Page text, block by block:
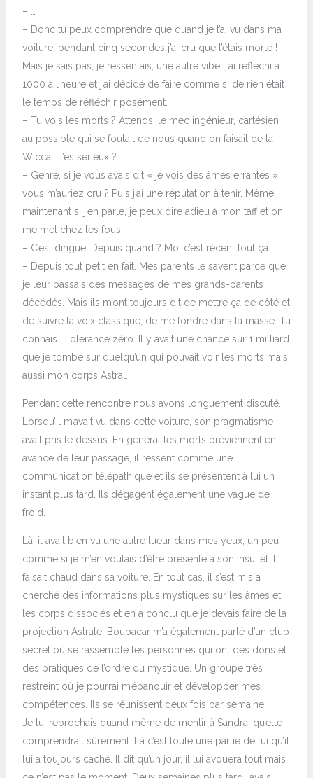
– …
– Donc tu peux comprendre que quand je t’ai vu dans ma
voiture, pendant cinq secondes j’ai cru que t’étais morte !
Mais je sais pas, je ressentais, une autre vibe, j’ai réfléchi à
1000 à l’heure et j’ai décidé de faire comme si de rien était
le temps de réfléchir posément.
– Tu vois les morts ? Attends, le mec ingénieur, cartésien
au possible qui se foutait de nous quand on faisait de la
Wicca. T’es sérieux ?
– Genre, si je vous avais dit « je vois des âmes errantes »,
vous m’auriez cru ? Puis j’ai une réputation à tenir. Même
maintenant si j’en parle, je peux dire adieu à mon taff et on
me met chez les fous.
– C’est dingue. Depuis quand ? Moi c’est récent tout ça…
– Depuis tout petit en fait. Mes parents le savent parce que
je leur passais des messages de mes grands-parents
décédés. Mais ils m’ont toujours dit de mettre ça de côté et
de suivre la voix classique, de me fondre dans la masse. Tu
connais : Tolérance zéro. Il y avait une chance sur 1 milliard
que je tombe sur quelqu’un qui pouvait voir les morts mais
aussi mon corps Astral.
Pendant cette rencontre nous avons longuement discuté.
Lorsqu’il m’avait vu dans cette voiture, son pragmatisme
avait pris le dessus. En général les morts préviennent en
avance de leur passage, il ressent comme une
communication télépathique et ils se présentent à lui un
instant plus tard. Ils dégagent également une vague de
froid.
Là, il avait bien vu une autre lueur dans mes yeux, un peu
comme si je m’en voulais d’être présente à son insu, et il
faisait chaud dans sa voiture. En tout cas, il s’est mis a
cherché des informations plus mystiques sur les âmes et
les corps dissociés et en a conclu que je devais faire de la
projection Astrale. Boubacar m’a également parlé d’un club
secret où se rassemble les personnes qui ont des dons et
des pratiques de l’ordre du mystique. Un groupe très
restreint où je pourrai m’épanouir et développer mes
compétences. Ils se réunissent deux fois par semaine.
Je lui reprochais quand même de mentir à Sandra, qu’elle
comprendrait sûrement. Là c’est toute une partie de lui qu’il
lui a toujours caché. Il dit qu’un jour, il lui avouera tout mais